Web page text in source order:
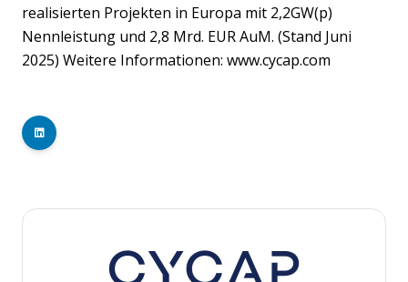
realisierten Projekten in Europa mit 2,2GW(p)
Nennleistung und 2,8 Mrd. EUR AuM. (Stand Juni
2025) Weitere Informationen: www.cycap.com